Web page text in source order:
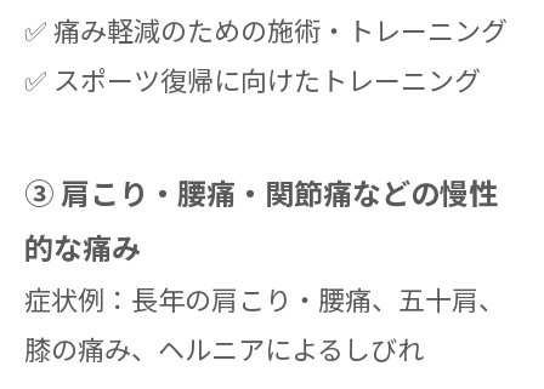
✅ 痛み軽減のための施術・トレーニング
✅ スポーツ復帰に向けたトレーニング
③ 肩こり・腰痛・関節痛などの慢性
的な痛み
症状例：長年の肩こり・腰痛、五十肩、
膝の痛み、ヘルニアによるしびれ